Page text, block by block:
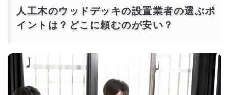
人工木のウッドデッキの設置業者の選ぶポ
イントは？どこに頼むのが安い？